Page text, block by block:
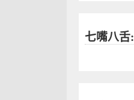
七嘴八舌: